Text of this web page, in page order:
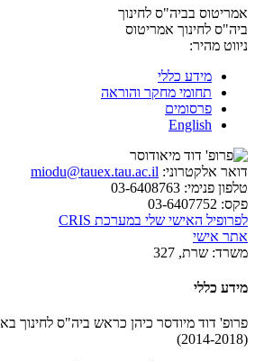
אמריטוס בביה"ס לחינוך
ביה"ס לחינוך אמריטוס
ניווט מהיר:
מידע כללי
תחומי מחקר והוראה
פרסומים
English
דואר אלקטרוני: miodu@tauex.tau.ac.il
טלפון פנימי:
פקס:
לפרופיל האישי שלי במערכת CRIS
אתר אישי
משרד: שרת, 327
מידע כללי
פרופ' דוד מיודסר כיהן כראש ביה"ס לחינוך
(2014-2018)